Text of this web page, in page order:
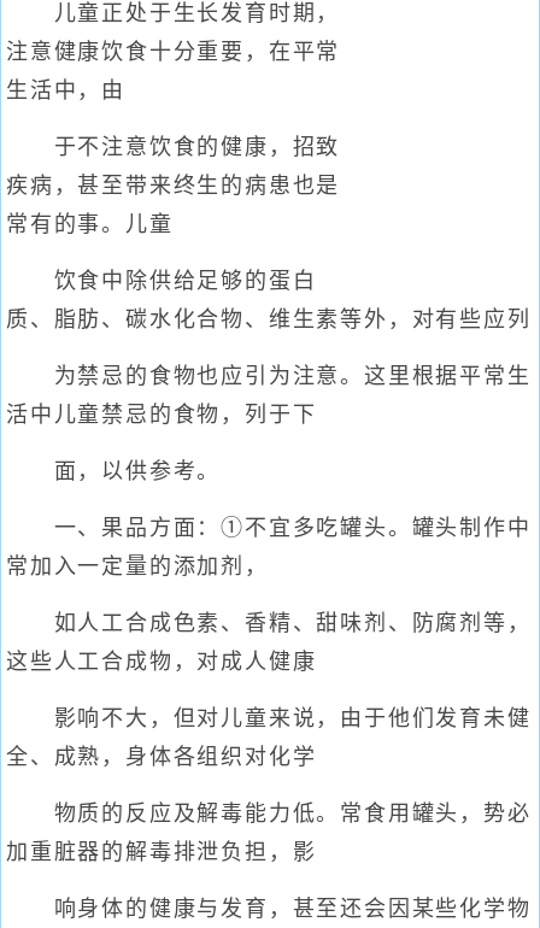
儿童正处于生长发育时期，
注意健康饮食十分重要，在平常
生活中，由
于不注意饮食的健康，招致
疾病，甚至带来终生的病患也是
常有的事。儿童
饮食中除供给足够的蛋白
质、脂肪、碳水化合物、维生素等外，对有些应列
为禁忌的食物也应引为注意。这里根据平常生
活中儿童禁忌的食物，列于下
面，以供参考。
一、果品方面：①不宜多吃罐头。罐头制作中
常加入一定量的添加剂，
如人工合成色素、香精、甜味剂、防腐剂等，
这些人工合成物，对成人健康
影响不大，但对儿童来说，由于他们发育未健
全、成熟，身体各组织对化学
物质的反应及解毒能力低。常食用罐头，势必
加重脏器的解毒排泄负担，影
响身体的健康与发育，甚至还会因某些化学物